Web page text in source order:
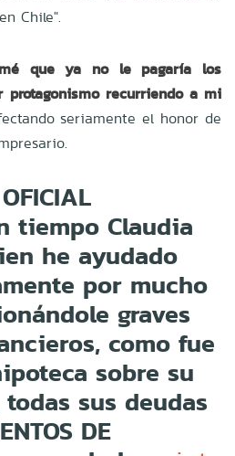
Chile".
que ya no le pagaría los
protagonismo recurriendo a mi
seriamente el honor de
tiempo Claudia
he ayudado
por mucho
graves
como fue
sobre su
sus deudas
DE